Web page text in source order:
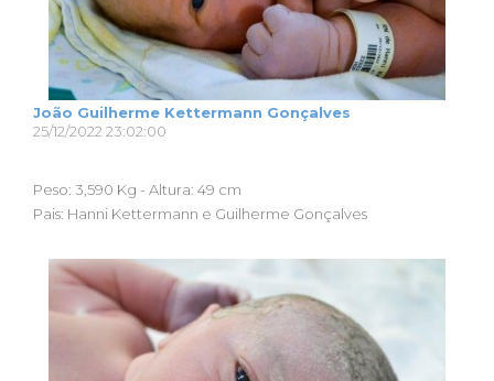
João Guilherme Kettermann Gonçalves
25/12/2022 23:02:00
Peso: 3,590 Kg - Altura: 49 cm
Pais: Hanni Kettermann e Guilherme Gonçalves